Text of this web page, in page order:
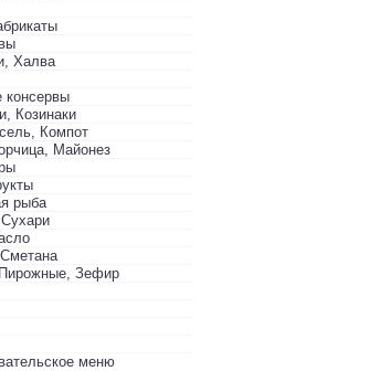
Халва
консервы
Козинаки
Компот
Майонез
рыба
Зефир
меню